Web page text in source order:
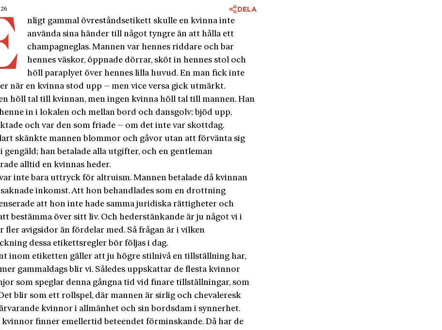
DELA
nligt gammal övreståndsetikett skulle en kvinna inte
använda sina händer till något tyngre än att hålla ett
champagneglas. Mannen var hennes riddare och bar
hennes väskor, öppnade dörrar, sköt in hennes stol och
höll paraplyet över hennes lilla huvud. En man fick inte
när en kvinna stod upp – men vice versa gick utmärkt.
höll tal till kvinnan, men ingen kvinna höll tal till mannen. Han
in i lokalen och mellan bord och dansgolv; bjöd upp,
och var den som friade – om det inte var skottdag.
skänkte mannen blommor och gåvor utan att förvänta sig
gengäld; han betalade alla utgifter, och en gentleman
alltid en kvinnas heder.
inte bara uttryck för altruism. Mannen betalade då kvinnan
inkomst. Att hon behandlades som en drottning
att hon inte hade samma juridiska rättigheter och
bestämma över sitt liv. Och hederstänkande är ju något vi i
fler avigsidor än fördelar med. Så frågan är i vilken
dessa etikettsregler bör följas i dag.
inom etiketten gäller att ju högre stilnivå en tillställning har,
gammaldags blir vi. Således uppskattar de flesta kvinnor
som speglar denna gångna tid vid finare tillställningar, som
blir som ett rollspel, där mannen är sirlig och chevaleresk
kvinnor i allmänhet och sin bordsdam i synnerhet.
kvinnor finner emellertid beteendet förminskande. Då har de